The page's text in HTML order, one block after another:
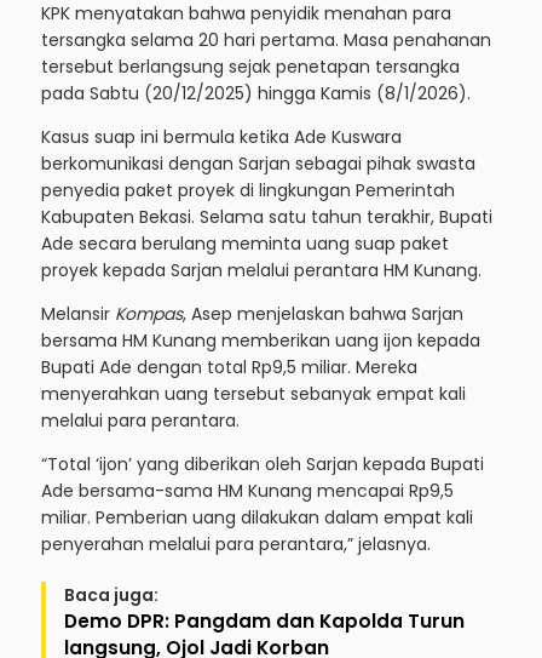
KPK menyatakan bahwa penyidik menahan para
tersangka selama 20 hari pertama. Masa penahanan
tersebut berlangsung sejak penetapan tersangka
pada Sabtu (20/12/2025) hingga Kamis (8/1/2026).
Kasus suap ini bermula ketika Ade Kuswara
berkomunikasi dengan Sarjan sebagai pihak swasta
penyedia paket proyek di lingkungan Pemerintah
Kabupaten Bekasi. Selama satu tahun terakhir, Bupati
Ade secara berulang meminta uang suap paket
proyek kepada Sarjan melalui perantara HM Kunang.
Melansir Kompas, Asep menjelaskan bahwa Sarjan
bersama HM Kunang memberikan uang ijon kepada
Bupati Ade dengan total Rp9,5 miliar. Mereka
menyerahkan uang tersebut sebanyak empat kali
melalui para perantara.
“Total ‘ijon’ yang diberikan oleh Sarjan kepada Bupati
Ade bersama-sama HM Kunang mencapai Rp9,5
miliar. Pemberian uang dilakukan dalam empat kali
penyerahan melalui para perantara,” jelasnya.
Baca juga:
Demo DPR: Pangdam dan Kapolda Turun
langsung, Ojol Jadi Korban